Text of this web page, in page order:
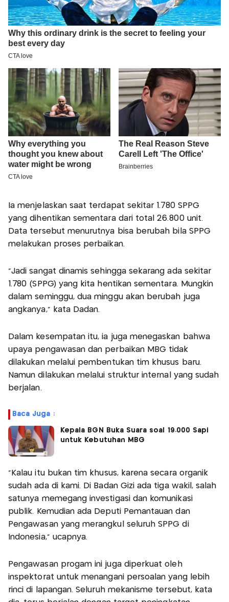
Ia menjelaskan saat terdapat sekitar 1.780 SPPG
yang dihentikan sementara dari total 26.800 unit.
Data tersebut menurutnya bisa berubah bila SPPG
melakukan proses perbaikan.
"Jadi sangat dinamis sehingga sekarang ada sekitar
1.780 (SPPG) yang kita hentikan sementara. Mungkin
dalam seminggu, dua minggu akan berubah juga
angkanya," kata Dadan.
Dalam kesempatan itu, ia juga menegaskan bahwa
upaya pengawasan dan perbaikan MBG tidak
dilakukan melalui pembentukan tim khusus baru.
Namun dilakukan melalui struktur internal yang sudah
berjalan.
Baca Juga :
Kepala BGN Buka Suara soal 19.000 Sapi
untuk Kebutuhan MBG
"Kalau itu bukan tim khusus, karena secara organik
sudah ada di kami. Di Badan Gizi ada tiga wakil, salah
satunya memegang investigasi dan komunikasi
publik. Kemudian ada Deputi Pemantauan dan
Pengawasan yang merangkul seluruh SPPG di
Indonesia," ucapnya.
Pengawasan progam ini juga diperkuat oleh
inspektorat untuk menangani persoalan yang lebih
rinci di lapangan. Seluruh mekanisme tersebut, kata